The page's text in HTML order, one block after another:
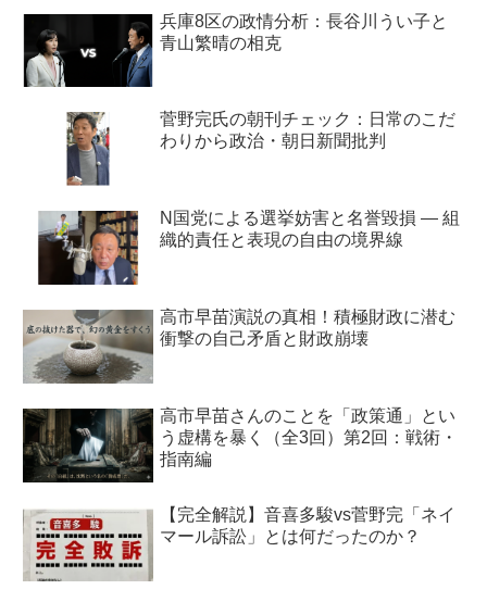
兵庫8区の政情分析：長谷川うい子と
青山繁晴の相克
菅野完氏の朝刊チェック：日常のこだ
わりから政治・朝日新聞批判
N国党による選挙妨害と名誉毀損 ― 組
織的責任と表現の自由の境界線
高市早苗演説の真相！積極財政に潜む
衝撃の自己矛盾と財政崩壊
高市早苗さんのことを「政策通」とい
う虚構を暴く（全3回）第2回：戦術・
指南編
【完全解説】音喜多駿vs菅野完「ネイ
マール訴訟」とは何だったのか？